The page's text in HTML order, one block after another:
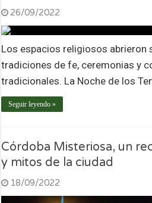
26/09/2022
Los espacios religiosos abrieron
tradiciones de fe, ceremonias y
tradicionales. La Noche de los
Seguir leyendo »
Córdoba Misteriosa, un
y mitos de la ciudad
18/09/2022